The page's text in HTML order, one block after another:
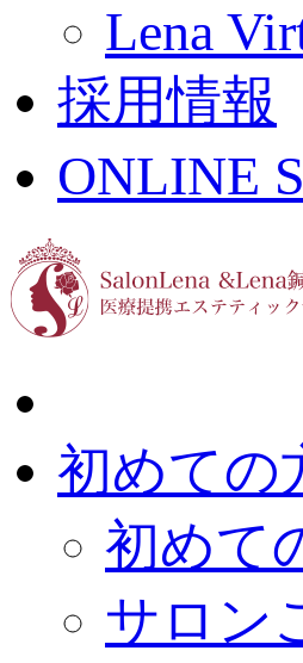
Lena
採用情報
ONLINE
初めての
初めて
サロン